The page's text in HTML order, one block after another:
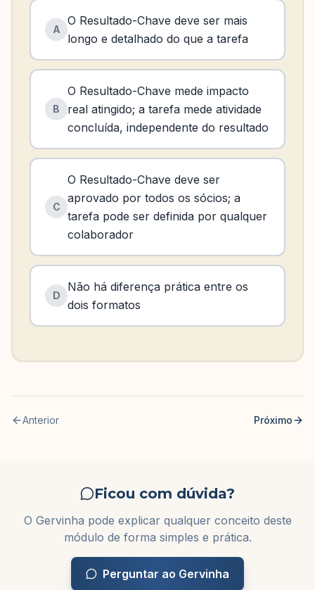
A
O Resultado-Chave deve ser mais
longo e detalhado do que a tarefa
B
O Resultado-Chave mede impacto
real atingido; a tarefa mede atividade
concluída, independente do resultado
C
O Resultado-Chave deve ser
aprovado por todos os sócios; a
tarefa pode ser definida por qualquer
colaborador
D
Não há diferença prática entre os
dois formatos
Anterior Próximo
Ficou com dúvida?
O Gervinha pode explicar qualquer conceito deste
módulo de forma simples e prática.
Perguntar ao Gervinha